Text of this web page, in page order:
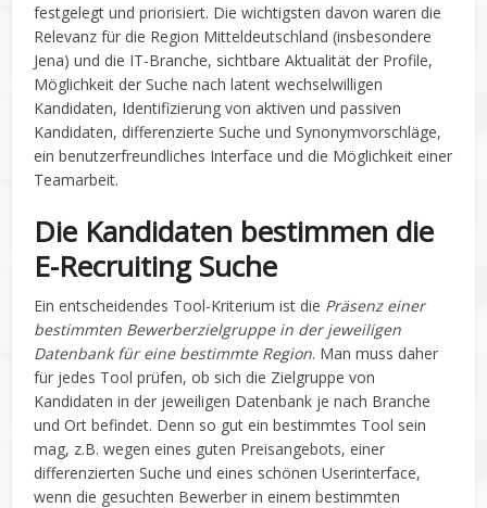
festgelegt und priorisiert. Die wichtigsten davon waren die
Relevanz für die Region Mitteldeutschland (insbesondere
Jena) und die IT-Branche, sichtbare Aktualität der Profile,
Möglichkeit der Suche nach latent wechselwilligen
Kandidaten, Identifizierung von aktiven und passiven
Kandidaten, differenzierte Suche und Synonymvorschläge,
ein benutzerfreundliches Interface und die Möglichkeit einer
Teamarbeit.
Die Kandidaten bestimmen die
E-Recruiting Suche
Ein entscheidendes Tool-Kriterium ist die Präsenz einer
bestimmten Bewerberzielgruppe in der jeweiligen
Datenbank für eine bestimmte Region. Man muss daher
für jedes Tool prüfen, ob sich die Zielgruppe von
Kandidaten in der jeweiligen Datenbank je nach Branche
und Ort befindet. Denn so gut ein bestimmtes Tool sein
mag, z.B. wegen eines guten Preisangebots, einer
differenzierten Suche und eines schönen Userinterface,
wenn die gesuchten Bewerber in einem bestimmten